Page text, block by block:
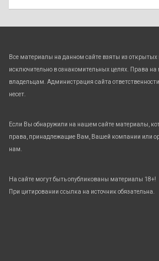
Все материалы на данном сайте взяты из открытых
исключительно в ознакомительных целях. Права
владельцам. Администрация сайта
несет.
Если Вы обнаружили на нашем сайте материалы,
права, принадлежащие Вам, Вашей компании или
нам.
На сайте могут быть опубликованы материалы 18+!
При цитировании ссылка на источник обязательна.